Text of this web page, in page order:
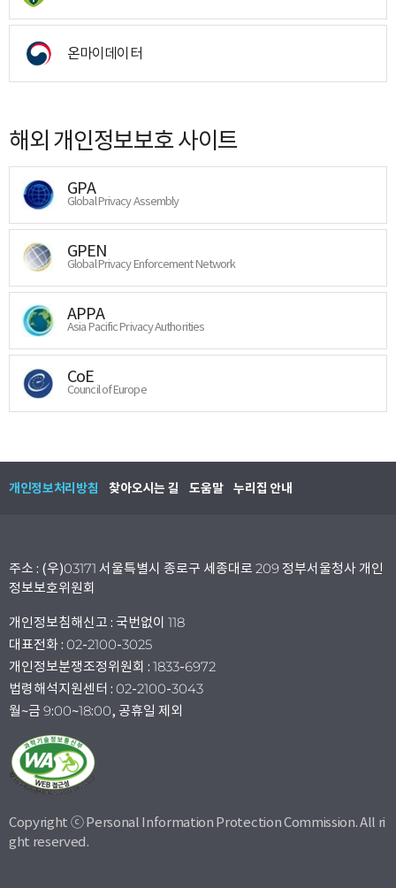
온마이데이터
해외 개인정보보호 사이트
GPA
Global Privacy Assembly
GPEN
Global Privacy Enforcement Network
APPA
Asia Pacific Privacy Authorities
CoE
Council of Europe
개인정보처리방침 찾아오시는 길 도움말 누리집 안내
주소 : (우)03171 서울특별시 종로구 세종대로 209 정부서울청사 개인
정보보호위원회
개인정보침해신고 : 국번없이 118
대표전화 : 02-2100-3025
개인정보분쟁조정위원회 : 1833-6972
법령해석지원센터 : 02-2100-3043
월~금 9:00~18:00, 공휴일 제외
Copyright ⓒ Personal Information Protection Commission. All ri
ght reserved.